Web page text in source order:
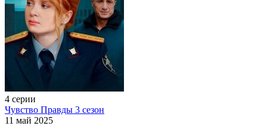
4 серии
Чувство Правды 3 сезон
11 май 2025